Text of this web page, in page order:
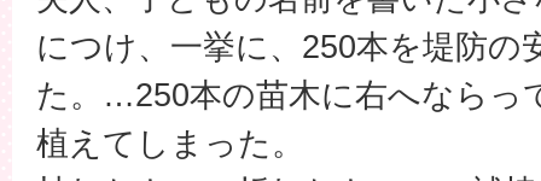
につけ、一挙に、250本を堤防の
た。…250本の苗木に右へならっ
植えてしまった。